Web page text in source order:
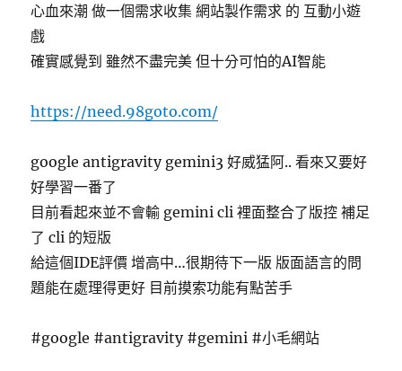
線
式〉
心血來潮 做一個需求收集 網站製作需求 的 互動小遊
戲
確實感覺到 雖然不盡完美 但十分可怕的AI智能
https://need.98goto.com/
google antigravity gemini3 好威猛阿.. 看來又要好
好學習一番了
目前看起來並不會輸 gemini cli 裡面整合了版控 補足
了 cli 的短版
給這個IDE評價 增高中…很期待下一版 版面語言的問
題能在處理得更好 目前摸索功能有點苦手
#google #antigravity #gemini #小毛網站